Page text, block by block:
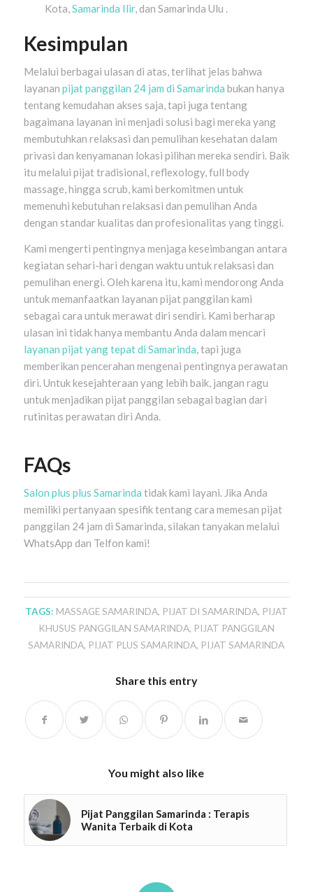
Kota,Samarinda Ilir, dan Samarinda Ulu .
Kesimpulan
Melalui berbagai ulasan di atas, terlihat jelas bahwa
layanan pijat panggilan 24 jam di Samarinda bukan hanya
tentang kemudahan akses saja, tapi juga tentang
bagaimana layanan ini menjadi solusi bagi mereka yang
membutuhkan relaksasi dan pemulihan kesehatan dalam
privasi dan kenyamanan lokasi pilihan mereka sendiri. Baik
itu melalui pijat tradisional, reflexology, full body
massage, hingga scrub, kami berkomitmen untuk
memenuhi kebutuhan relaksasi dan pemulihan Anda
dengan standar kualitas dan profesionalitas yang tinggi.
Kami mengerti pentingnya menjaga keseimbangan antara
kegiatan sehari-hari dengan waktu untuk relaksasi dan
pemulihan energi. Oleh karena itu, kami mendorong Anda
untuk memanfaatkan layanan pijat panggilan kami
sebagai cara untuk merawat diri sendiri. Kami berharap
ulasan ini tidak hanya membantu Anda dalam mencari
layanan pijat yang tepat di Samarinda, tapi juga
memberikan pencerahan mengenai pentingnya perawatan
diri. Untuk kesejahteraan yang lebih baik, jangan ragu
untuk menjadikan pijat panggilan sebagai bagian dari
rutinitas perawatan diri Anda.
FAQs
Salon plus plus Samarinda tidak kami layani. Jika Anda
memiliki pertanyaan spesifik tentang cara memesan pijat
panggilan 24 jam di Samarinda, silakan tanyakan melalui
WhatsApp dan Telfon kami!
TAGS: MASSAGE SAMARINDA, PIJAT DI SAMARINDA, PIJAT
KHUSUS PANGGILAN SAMARINDA, PIJAT PANGGILAN
SAMARINDA, PIJAT PLUS SAMARINDA, PIJAT SAMARINDA
Share this entry
You might also like
Pijat Panggilan Samarinda : Terapis
Wanita Terbaik di Kota